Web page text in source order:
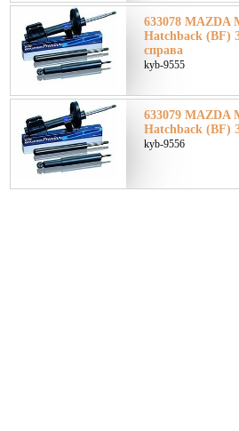
633078 MAZDA
Hatchback (BF)
справа
kyb-9555
633079 MAZDA
Hatchback (BF)
kyb-9556